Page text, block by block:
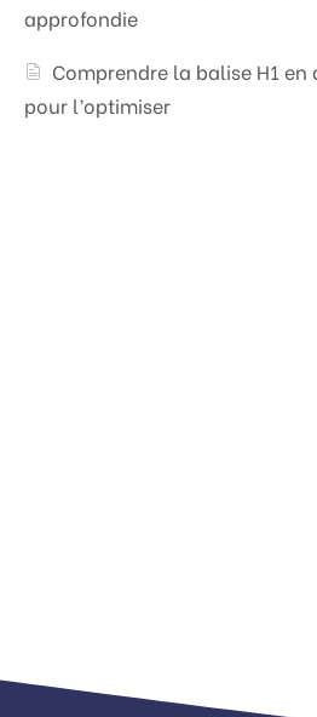
approfondie
Comprendre la balise H1
pour l’optimiser